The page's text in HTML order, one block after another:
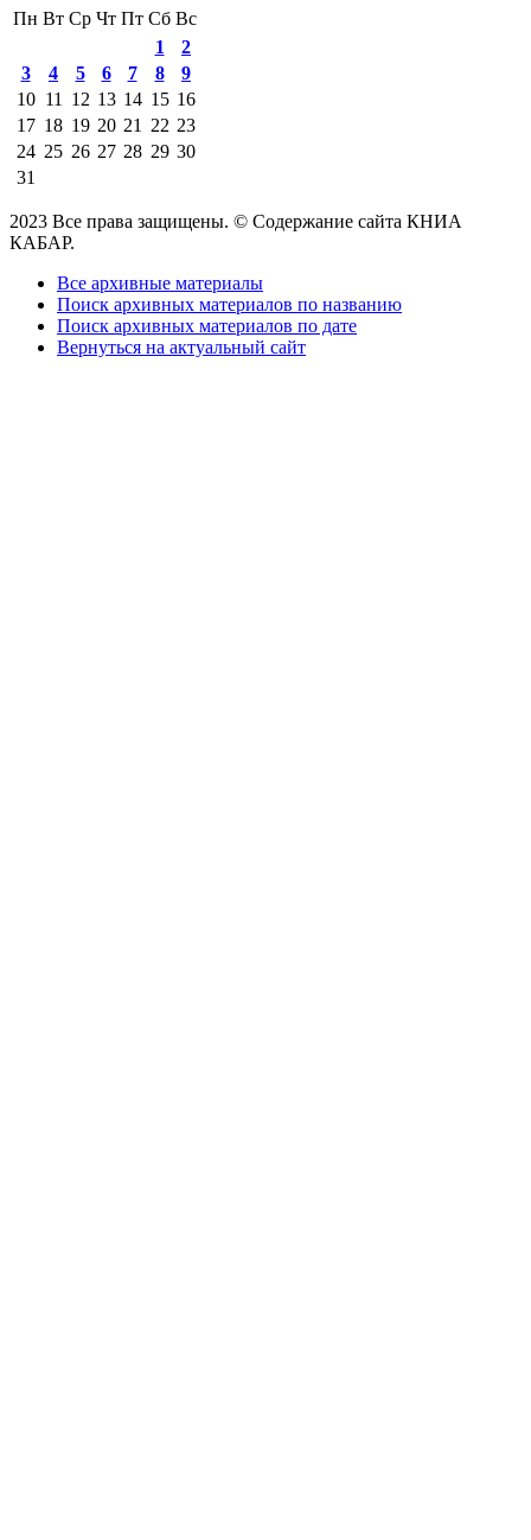
Пн Вт Ср Чт Пт Сб Вс
1
2
3
4 5 6 7 8
9
10 11 12 13 14 15 16
17 18 19 20 21 22 23
24 25 26 27 28 29 30
31
2023 Все права защищены. © Содержание сайта КНИА
КАБАР.
Все архивные материалы
Поиск архивных материалов по названию
Поиск архивных материалов по дате
Вернуться на актуальный сайт